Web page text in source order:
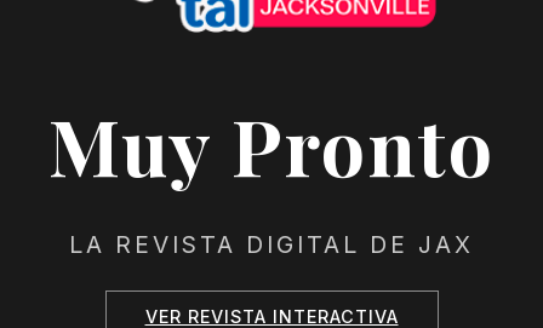
Muy Pronto
LA REVISTA DIGITAL DE JAX
VER REVISTA INTERACTIVA